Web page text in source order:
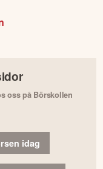
oss på Börskollen
idag